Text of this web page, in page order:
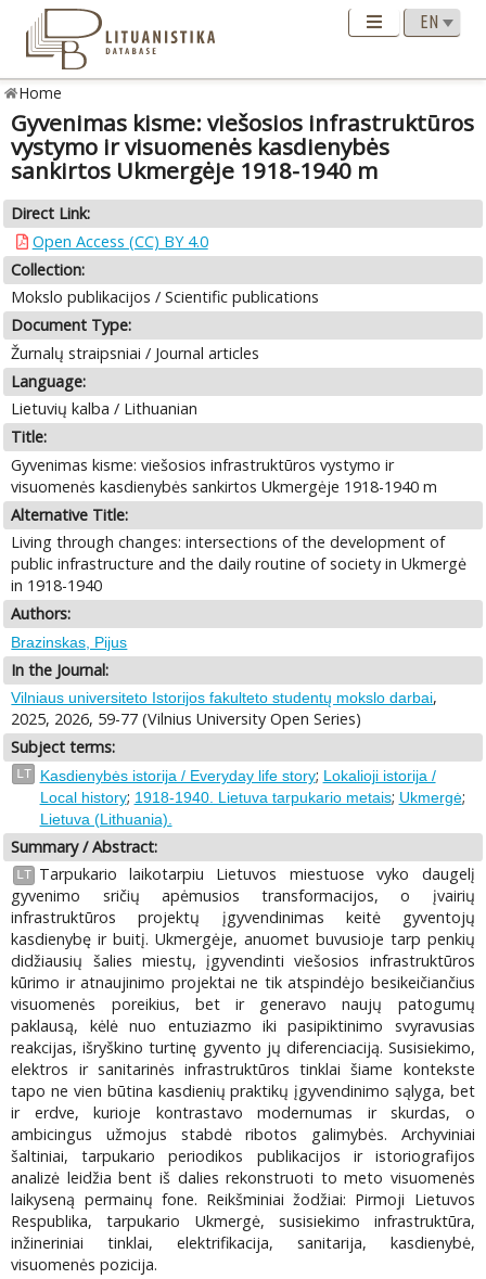
Home
Gyvenimas kisme: viešosios infrastruktūros
vystymo ir visuomenės kasdienybės
sankirtos Ukmergėje 1918-1940 m
Direct Link:
Open Access (CC) BY 4.0
Collection:
Mokslo publikacijos / Scientific publications
Document Type:
Žurnalų straipsniai / Journal articles
Language:
Lietuvių kalba / Lithuanian
Title:
Gyvenimas kisme: viešosios infrastruktūros vystymo ir
visuomenės kasdienybės sankirtos Ukmergėje 1918-1940 m
Alternative Title:
Living through changes: intersections of the development of
public infrastructure and the daily routine of society in Ukmergė
in 1918-1940
Authors:
Brazinskas, Pijus
In the Journal:
Vilniaus universiteto Istorijos fakulteto studentų mokslo darbai,
2025, 2026, 59-77 (Vilnius University Open Series)
Subject terms:
LT Kasdienybės istorija / Everyday life story; Lokalioji istorija /
Local history; 1918-1940. Lietuva tarpukario metais; Ukmergė;
Lietuva (Lithuania).
Summary / Abstract:
LT
Tarpukario laikotarpiu Lietuvos miestuose vyko daugelį
gyvenimo sričių apėmusios transformacijos, o įvairių
infrastruktūros projektų įgyvendinimas keitė gyventojų
kasdienybę ir buitį. Ukmergėje, anuomet buvusioje tarp penkių
didžiausių šalies miestų, įgyvendinti viešosios infrastruktūros
kūrimo ir atnaujinimo projektai ne tik atspindėjo besikeičiančius
visuomenės poreikius, bet ir generavo naujų patogumų
paklausą, kėlė nuo entuziazmo iki pasipiktinimo svyravusias
reakcijas, išryškino turtinę gyvento jų diferenciaciją. Susisiekimo,
elektros ir sanitarinės infrastruktūros tinklai šiame kontekste
tapo ne vien būtina kasdienių praktikų įgyvendinimo sąlyga, bet
ir erdve, kurioje kontrastavo modernumas ir skurdas, o
ambicingus užmojus stabdė ribotos galimybės. Archyviniai
šaltiniai, tarpukario periodikos publikacijos ir istoriografijos
analizė leidžia bent iš dalies rekonstruoti to meto visuomenės
laikyseną permainų fone. Reikšminiai žodžiai: Pirmoji Lietuvos
Respublika, tarpukario Ukmergė, susisiekimo infrastruktūra,
inžineriniai tinklai, elektrifikacija, sanitarija, kasdienybė,
visuomenės pozicija.